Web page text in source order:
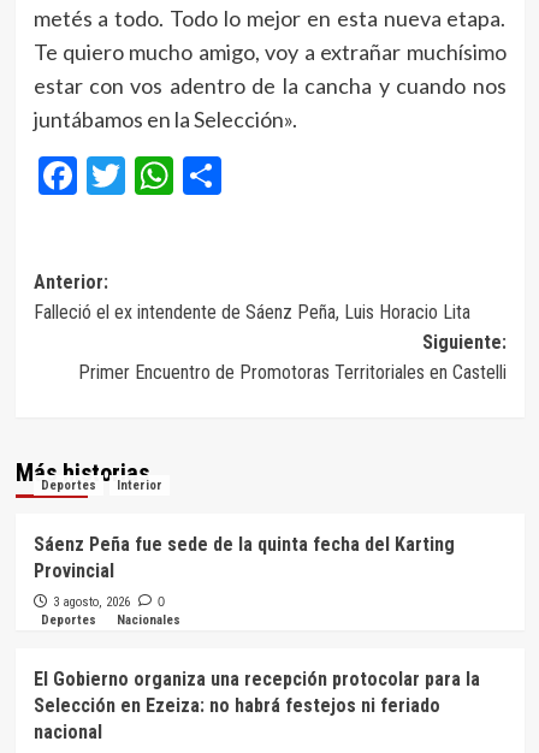
metés a todo. Todo lo mejor en esta nueva etapa.
Te quiero mucho amigo, voy a extrañar muchísimo
estar con vos adentro de la cancha y cuando nos
juntábamos en la Selección».
Facebook
Twitter
WhatsApp
Compartir
Navegación
de
entradas
Anterior:
Falleció el ex intendente de Sáenz Peña, Luis Horacio Lita
Siguiente:
Primer Encuentro de Promotoras Territoriales en Castelli
Más historias
Deportes Interior
Sáenz Peña fue sede de la quinta fecha del Karting
Provincial
3 agosto, 2026 0
Deportes Nacionales
El Gobierno organiza una recepción protocolar para la
Selección en Ezeiza: no habrá festejos ni feriado
nacional